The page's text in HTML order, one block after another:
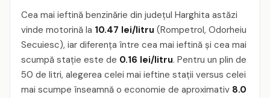
Cea mai ieftină benzinărie din județul Harghita astăzi
vinde motorină la 10.47 lei/litru (Rompetrol, Odorheiu
Secuiesc), iar diferența între cea mai ieftină și cea mai
scumpă stație este de 0.16 lei/litru. Pentru un plin de
50 de litri, alegerea celei mai ieftine stații versus celei
mai scumpe înseamnă o economie de aproximativ 8.0